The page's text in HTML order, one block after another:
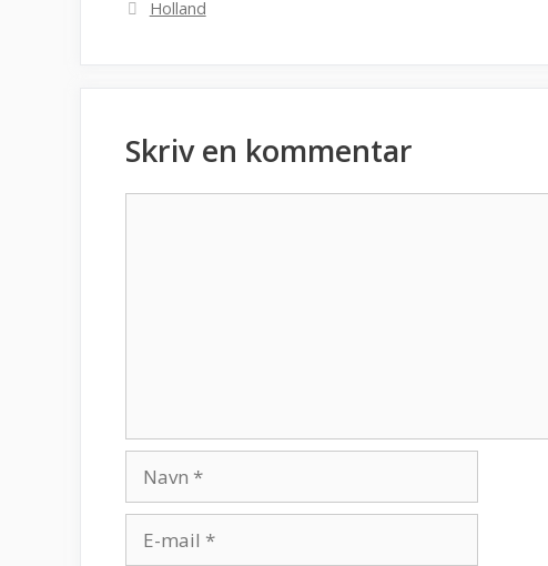
Kategorier
Holland
Skriv en kommentar
mail